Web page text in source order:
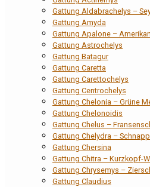
Gattung Aldabrachelys –
Gattung Amyda
Gattung Apalone –
Gattung Astrochelys
Gattung Batagur
Gattung Caretta
Gattung Carettochelys
Gattung Centrochelys
Gattung Chelonia – Grüne
Gattung Chelonoidis
Gattung Chelus –
Gattung Chelydra –
Gattung Chersina
Gattung Chitra – Kurzkopf-
Gattung Chrysemys –
Gattung Claudius